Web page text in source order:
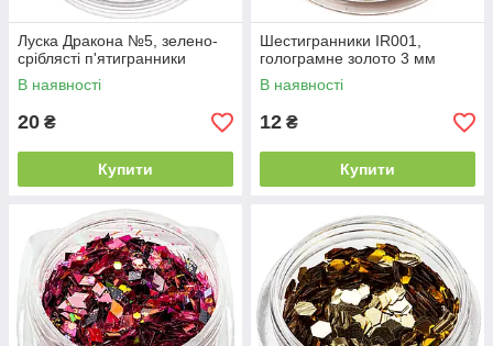
Луска Дракона №5, зелено-
сріблясті п'ятигранники
В наявності
20 ₴
Купити
Шестигранники IR001,
голограмне золото 3 мм
В наявності
12 ₴
Купити